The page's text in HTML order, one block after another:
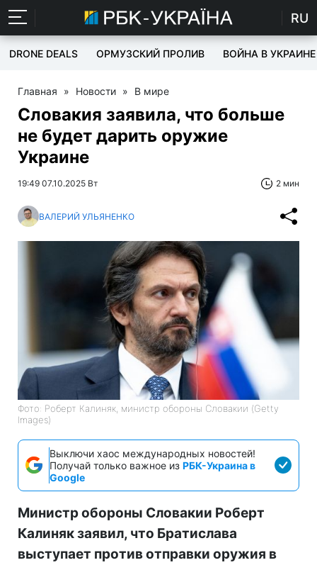
RU
DRONE DEALS ОРМУЗСКИЙ ПРОЛИВ ВОЙНА В УКРАИНЕ
Главная » Новости » В мире
Словакия заявила, что больше
не будет дарить оружие
Украине
19:49 07.10.2025 Вт 2 мин
ВАЛЕРИЙ УЛЬЯНЕНКО
Фото: Роберт Калиняк, министр обороны Словакии (Getty
Images)
Выключи хаос международных новостей!
Получай только важное из РБК-Украина в
Google
Министр обороны Словакии Роберт
Калиняк заявил, что Братислава
выступает против отправки оружия в